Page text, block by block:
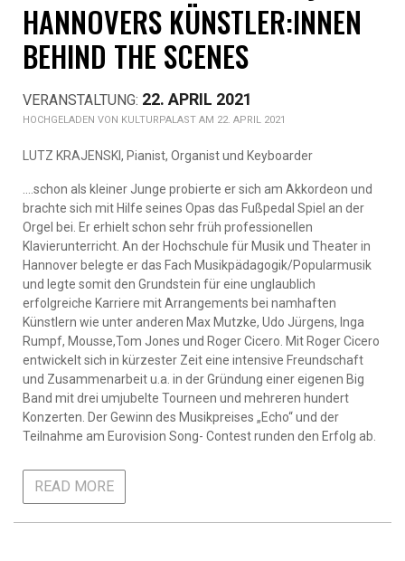
HANNOVERS KÜNSTLER:INNEN
BEHIND THE SCENES
22. APRIL 2021
KULTURPALAST AM 22. APRIL 2021
LUTZ KRAJENSKI, Pianist, Organist und Keyboarder
….schon als kleiner Junge probierte er sich am Akkordeon und
brachte sich mit Hilfe seines Opas das Fußpedal Spiel an der
Orgel bei. Er erhielt schon sehr früh professionellen
Klavierunterricht. An der Hochschule für Musik und Theater in
Hannover belegte er das Fach Musikpädagogik/Popularmusik
und legte somit den Grundstein für eine unglaublich
erfolgreiche Karriere mit Arrangements bei namhaften
Künstlern wie unter anderen Max Mutzke, Udo Jürgens, Inga
Rumpf, Mousse,Tom Jones und Roger Cicero. Mit Roger Cicero
entwickelt sich in kürzester Zeit eine intensive Freundschaft
und Zusammenarbeit u.a. in der Gründung einer eigenen Big
Band mit drei umjubelte Tourneen und mehreren hundert
Konzerten. Der Gewinn des Musikpreises „Echo“ und der
Teilnahme am Eurovision Song- Contest runden den Erfolg ab.
READ MORE